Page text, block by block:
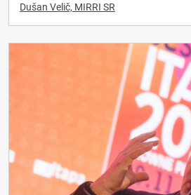
Dušan Velič, MIRRI SR